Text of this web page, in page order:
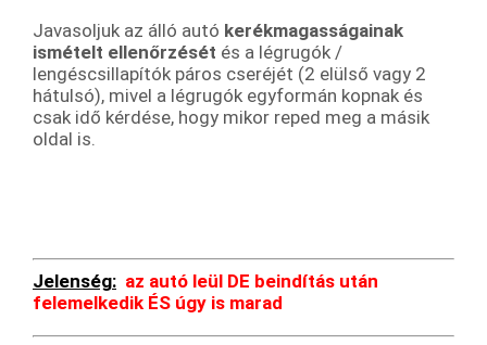
Javasoljuk az álló autó kerékmagasságainak
ismételt ellenőrzését és a légrugók /
lengéscsillapítók páros cseréjét (2 elülső vagy 2
hátulsó), mivel a légrugók egyformán kopnak és
csak idő kérdése, hogy mikor reped meg a másik
oldal is.
Jelenség: az autó leül DE beindítás után
felemelkedik ÉS úgy is marad